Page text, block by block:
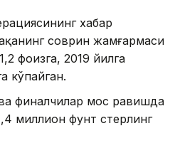
хабар
соврин жамғармаси
фоизга, 2019 йилга
кўпайган.
финалчилар мос равишда
миллион фунт стерлинг